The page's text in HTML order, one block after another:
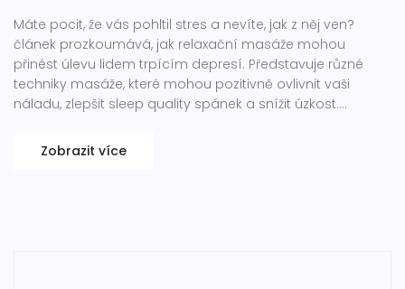
Máte pocit, že vás pohltil stres a nevíte, jak z něj ven?
článek prozkoumává, jak relaxační masáže mohou
přinést úlevu lidem trpícím depresí. Představuje různé
techniky masáže, které mohou pozitivně ovlivnit vaši
náladu, zlepšit sleep quality spánek a snížit úzkost.
tvrzení a jak masáž integrovat do vaší rutiny pro duševní
Zobrazit více